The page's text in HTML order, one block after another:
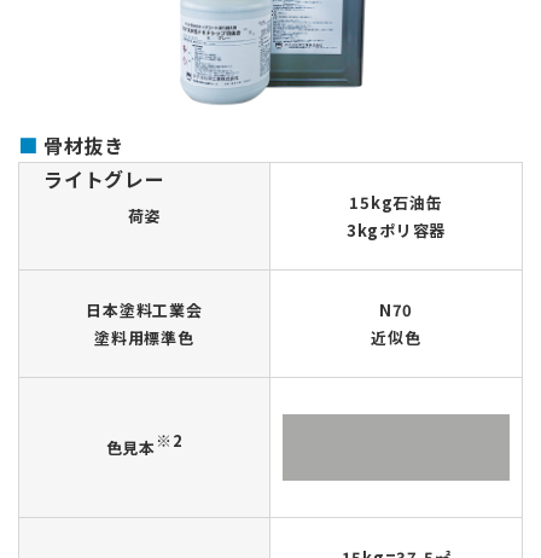
骨材抜き
ライトグレー
荷姿
15kg石油缶
3kgポリ容器
日本塗料工業会
塗料用標準色
N70
近似色
色見本※2